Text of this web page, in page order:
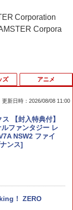
Corporation
Corpora
更新日時：2026/08/08 11:00
【封入特典付】
ファンタジー レ
NSW2 ファイ
ンス]
！ ZERO
ズ アニメ